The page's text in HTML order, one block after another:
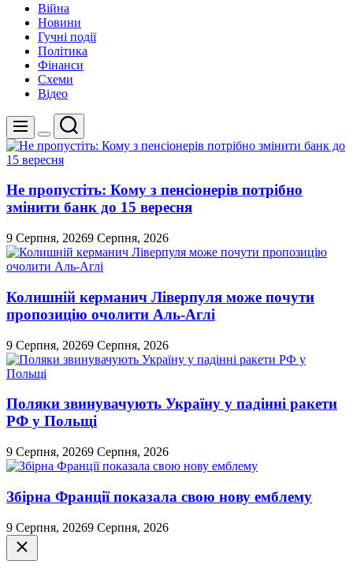
Війна
Новини
Гучні події
Політика
Фінанси
Схеми
Відео
Меню
Перемикач
кольорового
режиму
Пошук
Не пропустіть: Кому з пенсіонерів потрібно
змінити банк до 15 вересня
9 Серпня, 20269 Серпня, 2026
Колишній керманич Ліверпуля може почути
пропозицію очолити Аль-Аглі
9 Серпня, 20269 Серпня, 2026
Поляки звинувачують Україну у падінні ракети
РФ у Польщі
9 Серпня, 20269 Серпня, 2026
Збірна Франції показала свою нову емблему
9 Серпня, 20269 Серпня, 2026
Закрити